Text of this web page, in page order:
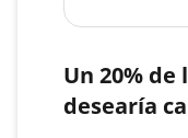
Un 20%
desearía